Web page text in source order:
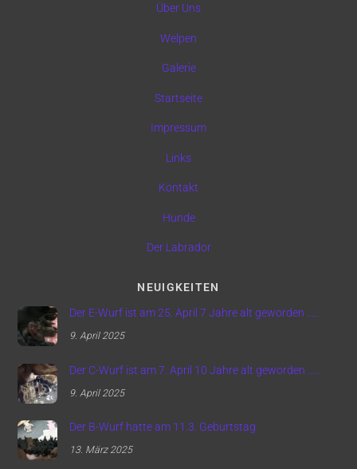
Über Uns
Welpen
Galerie
Startseite
Impressum
Links
Kontakt
Hunde
Der Labrador
NEUIGKEITEN
Der E-Wurf ist am 25. April 7 Jahre alt geworden …..
9. April 2025
Der C-Wurf ist am 7. April 10 Jahre alt geworden …..
9. April 2025
Der B-Wurf hatte am 11.3. Geburtstag
13. März 2025